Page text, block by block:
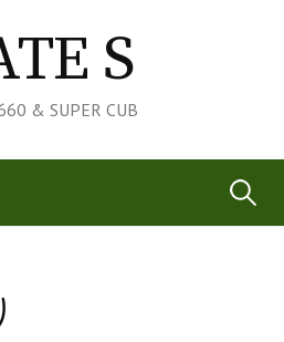
S
& SUPER CUB
検